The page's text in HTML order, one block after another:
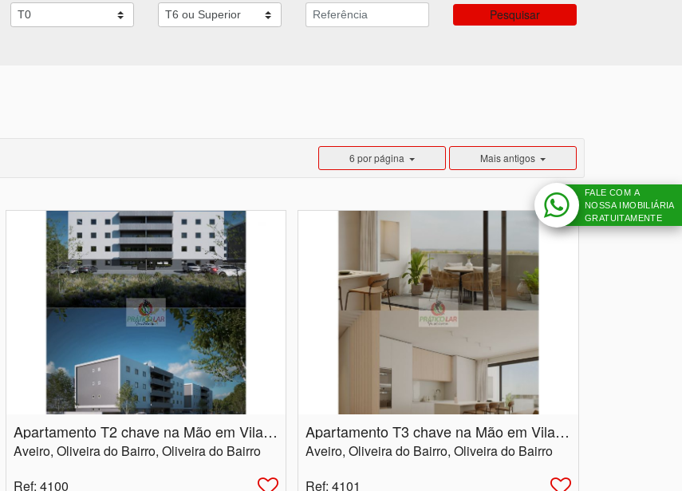
Pesquisar
6 por página Mais antigos
Apartamento T2 chave na Mão em Vila verde
Aveiro, Oliveira do Bairro, Oliveira do Bairro
Ref: 4100
Apartamento T3 chave na Mão em Vila verde
Aveiro, Oliveira do Bairro, Oliveira do Bairro
Ref: 4101
FALE COM A
NOSSA IMOBILIÁRIA
GRATUITAMENTE